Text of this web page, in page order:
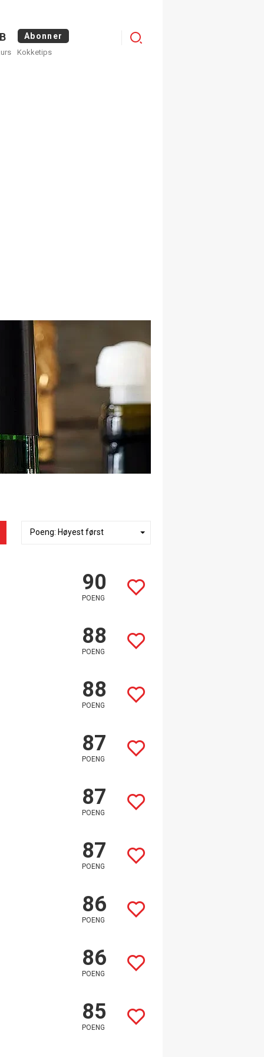
Abonner
Kokketips
Logg
90
POENG
88
POENG
88
POENG
87
POENG
87
POENG
87
POENG
86
POENG
86
POENG
85
POENG